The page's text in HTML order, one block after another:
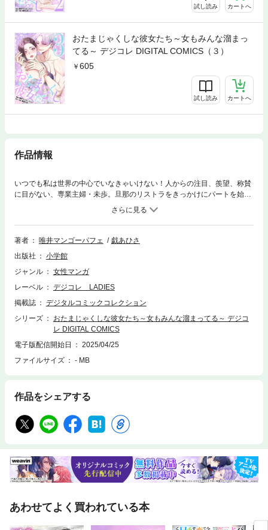
試し読み カートへ
おたまじゃくしな彼女たち～女もみんな溜まっ
てる～ デジコレ DIGITAL COMICS（３）
605
試し読み カートへ
作品情報
いつでも私は世界の中心でいなきゃいけない！人からの注目、羨望、称賛
に目がない、専業主婦・未歩。旦那のリストラをきっかけにパートを始め
るが、そのお店にいる謎の美青年・ヒカルに未歩はどんどん溺れてい
く…。見栄、人間関係、映え、性etc...さまざまなものにがんじがらめにな
る女たち。そんな女たちの前に、突如として現れる謎の美青年・ヒカル。
ヒカルと、ヒカルに翻弄される女たちを描くオムニバスストーリー、第1
著者 唯井マンゴーパフェ
戯あひさ
出版社
小学館
ジャンル
女性マンガ
レーベル
デジコレ LADIES
掲載誌
デジタルコミックコレクション
シリーズ
おたまじゃくしな彼女たち～女もみんな溜まってる～ デジコ
レ DIGITAL COMICS
電子版配信開始日
2025/04/25
ファイルサイズ
- MB
作品をシェアする
あわせてよく買われている本